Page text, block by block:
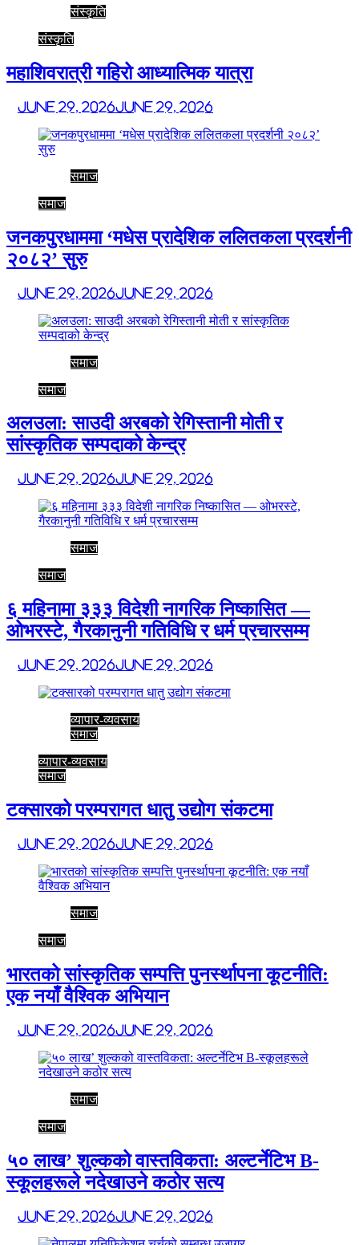
संस्कृति
संस्कृति
महाशिवरात्री गहिरो आध्यात्मिक यात्रा
June 29, 2026June 29, 2026
समाज
समाज
जनकपुरधाममा ‘मधेस प्रादेशिक ललितकला प्रदर्शनी
२०८२’ सुरु
June 29, 2026June 29, 2026
समाज
समाज
अलउला: साउदी अरबको रेगिस्तानी मोती र
सांस्कृतिक सम्पदाको केन्द्र
June 29, 2026June 29, 2026
समाज
समाज
६ महिनामा ३३३ विदेशी नागरिक निष्कासित —
ओभरस्टे, गैरकानुनी गतिविधि र धर्म प्रचारसम्म
June 29, 2026June 29, 2026
व्यापार-व्यवसाय
समाज
व्यापार-व्यवसाय
समाज
टक्सारको परम्परागत धातु उद्योग संकटमा
June 29, 2026June 29, 2026
समाज
समाज
भारतको सांस्कृतिक सम्पत्ति पुनर्स्थापना कूटनीति:
एक नयाँ वैश्विक अभियान
June 29, 2026June 29, 2026
समाज
समाज
५० लाख’ शुल्कको वास्तविकता: अल्टर्नेटिभ B-
स्कूलहरूले नदेखाउने कठोर सत्य
June 29, 2026June 29, 2026